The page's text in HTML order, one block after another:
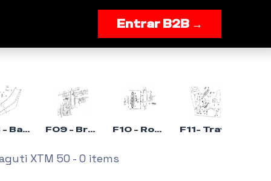
Entrar B2B →
F08 - Banco - Malaguti XTM 50 F09 - Braço Oscilante - Malaguti XTM 50 F10 - Roda Traseira - Malaguti XTM 50
XTM 50 - 0 items